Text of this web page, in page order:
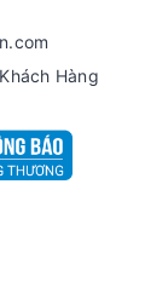
toàn giúp ngăn
Hàng